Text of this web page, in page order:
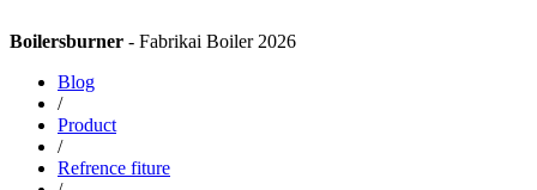
Boilersburner - Fabrikai Boiler 2026
Blog
/
Product
/
Refrence fiture